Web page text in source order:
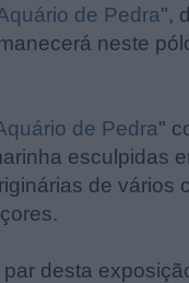
de Pedra",
neste
de Pedra"
esculpidas
de vários
par desta